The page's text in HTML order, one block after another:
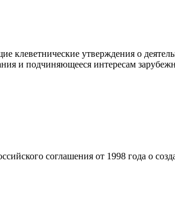
клеветнические утверждения о
и подчиняющееся интересам
соглашения от 1998 года о